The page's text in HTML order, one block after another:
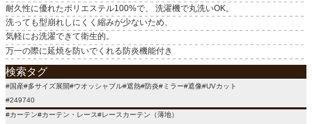
耐久性に優れたポリエステル100%で、 洗濯機で丸洗いOK。
洗っても型崩れしにくく縮みが少ないため、
気軽にお洗濯できて衛生的。
万一の際に延焼を防いでくれる防炎機能付き
検索タグ
#国産#多サイズ展開#ウオッシャブル#遮熱#防炎#ミラー#遮像#UVカット
#249740
#カーテン#カーテン・レース#レースカーテン（薄地）